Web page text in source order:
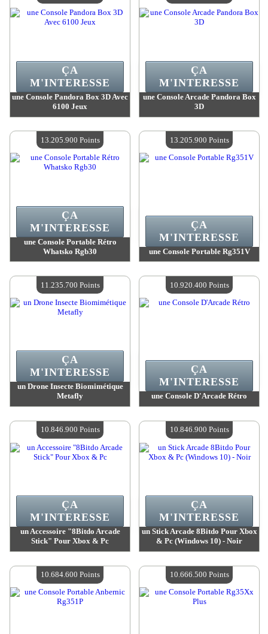
une Console Pandora Box 3D Avec
6100 Jeux
Quantité Disponible :4
ÇA
M'INTERESSE
une Console Arcade Pandora Box
3D
Quantité Disponible :4
ÇA
M'INTERESSE
une Console Portable Rétro
Whatsko Rgb30
Quantité Disponible :4
ÇA
M'INTERESSE
13.205.900 Points
une Console Portable Rg351V
Quantité Disponible :4
ÇA
M'INTERESSE
13.205.900 Points
un Drone Insecte Biomimétique
Metafly
Quantité Disponible :4
ÇA
M'INTERESSE
11.235.700 Points
une Console D'Arcade Rétro
Quantité Disponible :4
ÇA
M'INTERESSE
10.920.400 Points
un Accessoire "8Bitdo Arcade
Stick" Pour Xbox & Pc
Quantité Disponible :4
ÇA
M'INTERESSE
10.846.900 Points
un Stick Arcade 8Bitdo Pour Xbox
& Pc (Windows 10) - Noir
Quantité Disponible :4
ÇA
M'INTERESSE
10.846.900 Points
10.684.600 Points 10.666.500 Points